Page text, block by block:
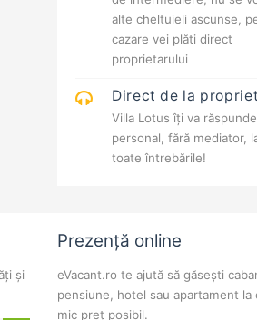
alte cheltuieli ascunse,
cazare vei plăti direct
proprietarului
Direct de la
Villa Lotus îți va răspunde
personal, fără mediator,
toate întrebările!
și
Prezență online
eVacant.ro te ajută să găsești
pensiune, hotel sau apartament la
mic preț posibil.